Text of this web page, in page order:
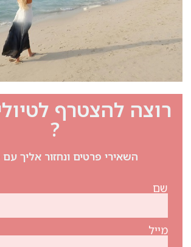
רוצה להצטרף
?
השאירי פרטים ונחזור אליך
שם
מייל